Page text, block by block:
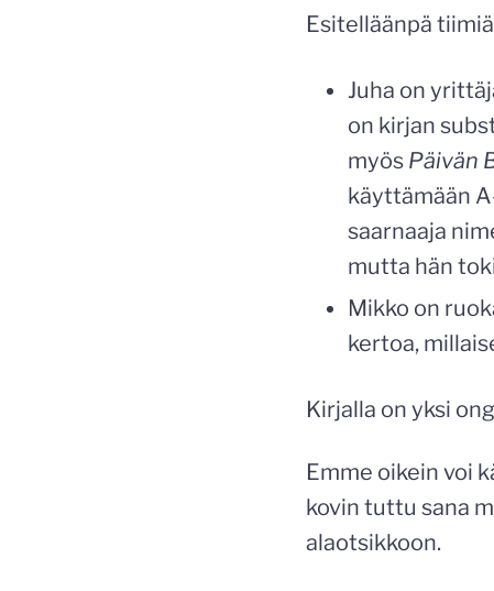
Esitelläänpä
Juha on
on kirjan
myös Päivän
käyttämään
saarnaaja
mutta hän
Mikko on
kertoa,
Kirjalla on yksi
Emme oikein voi
kovin tuttu sana
alaotsikkoon.